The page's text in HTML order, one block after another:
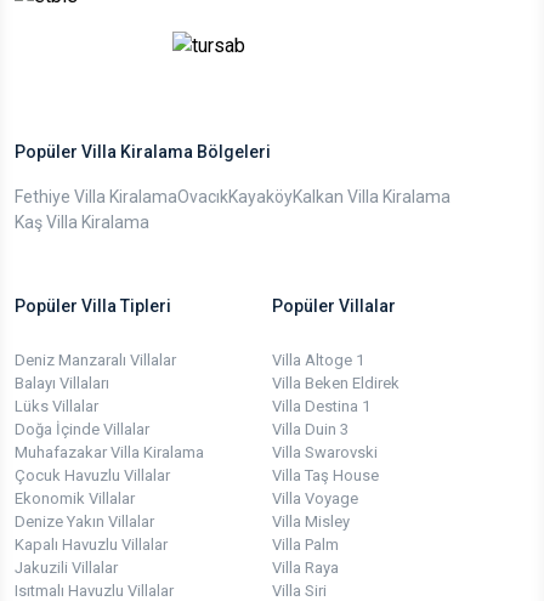
Popüler Villa Kiralama Bölgeleri
Fethiye Villa KiralamaOvacıkKayaköyKalkan Villa Kiralama
Kaş Villa Kiralama
Popüler Villa Tipleri
Deniz Manzaralı Villalar
Balayı Villaları
Lüks Villalar
Doğa İçinde Villalar
Muhafazakar Villa Kiralama
Çocuk Havuzlu Villalar
Ekonomik Villalar
Denize Yakın Villalar
Kapalı Havuzlu Villalar
Jakuzili Villalar
Isıtmalı Havuzlu Villalar
Popüler Villalar
Villa Altoge 1
Villa Beken Eldirek
Villa Destina 1
Villa Duin 3
Villa Swarovski
Villa Taş House
Villa Voyage
Villa Misley
Villa Palm
Villa Raya
Villa Siri